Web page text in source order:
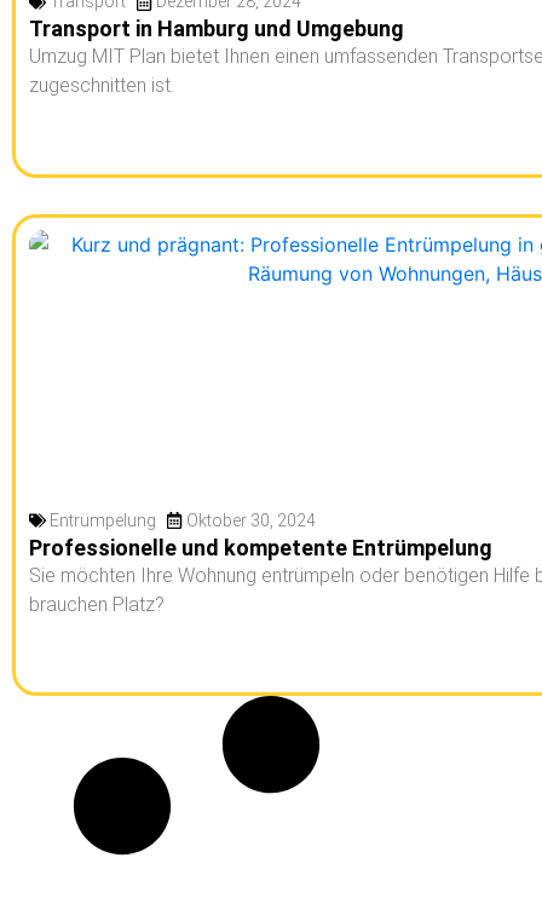
Transport in Hamburg und Umgebung
Umzug MIT Plan bietet Ihnen einen umfassenden
zugeschnitten ist.
Entrümpelung Oktober 30, 2024
Professionelle und kompetente Entrümpelung
Sie möchten Ihre Wohnung entrümpeln oder benötigen
brauchen Platz?